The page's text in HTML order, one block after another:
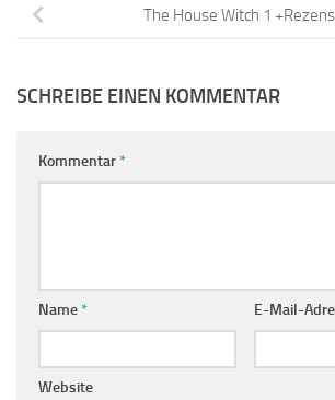
The House Witch 1
SCHREIBE EINEN KOMMENTAR
Kommentar*
Name* E-Mail-
Website